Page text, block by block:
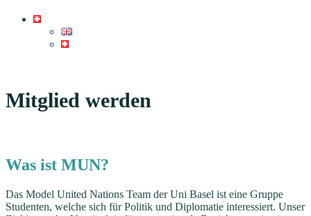
Mitglied werden
Was ist MUN?
Das Model United Nations Team der Uni Basel ist eine Gruppe
Studenten, welche sich für Politik und Diplomatie interessiert. Unser